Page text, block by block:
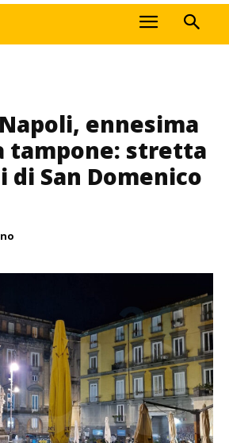
ennesima
tampone: stretta
di San Domenico